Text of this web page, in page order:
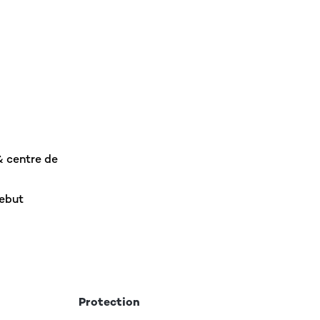
centre de
Protection